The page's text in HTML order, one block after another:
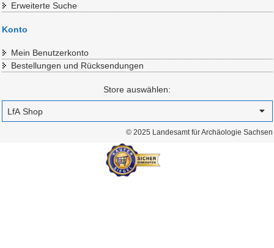
Erweiterte Suche
Konto
Mein Benutzerkonto
Bestellungen und Rücksendungen
Store auswählen:
© 2025 Landesamt für Archäologie Sachsen